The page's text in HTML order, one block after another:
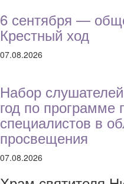
6 сентября —
Крестный ход
07.08.2026
Набор
год по программе
специалистов в
просвещения
07.08.2026